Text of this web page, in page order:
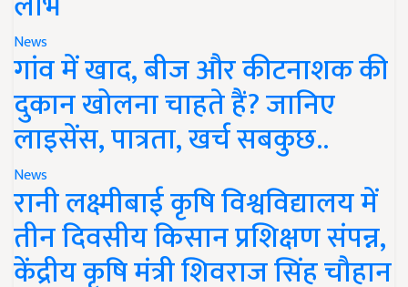
News
गांव में खाद, बीज और कीटनाशक की
दुकान खोलना चाहते हैं? जानिए
लाइसेंस, पात्रता, खर्च सबकुछ..
News
रानी लक्ष्मीबाई कृषि विश्वविद्यालय में
तीन दिवसीय किसान प्रशिक्षण संपन्न,
केंद्रीय कृषि मंत्री शिवराज सिंह चौहान